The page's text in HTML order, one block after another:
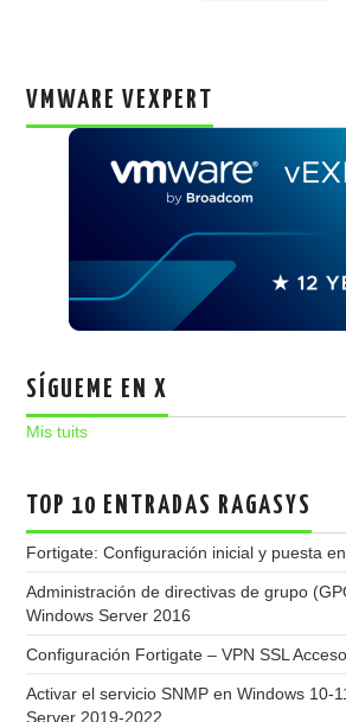
VMWARE VEXPERT
SÍGUEME EN X
Mis tuits
TOP 10 ENTRADAS RAGASYS
Fortigate: Configuración inicial y puesta
Administración de directivas de grupo
Windows Server 2016
Configuración Fortigate – VPN SSL
Activar el servicio SNMP en Windows 10-
Server 2019-2022